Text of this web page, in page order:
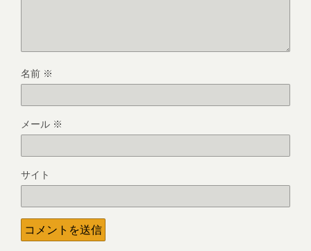
名前 ※
メール ※
サイト